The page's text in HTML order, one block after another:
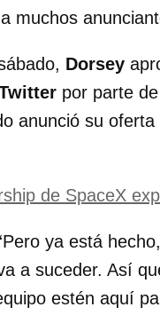
muchos
Dorsey
por parte de
anunció su
de SpaceX
ya está
a suceder. Así
estén aquí